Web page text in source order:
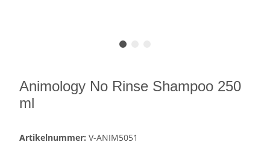
Animology No Rinse Shampoo 250
ml
Artikelnummer: V-ANIM5051